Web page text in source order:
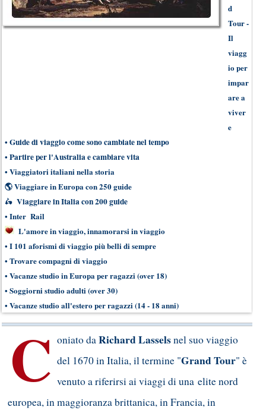
d
Tour -
Il
viagg
io per
impar
are a
viver
e
• Guide di viaggio come sono cambiate nel tempo
• Partire per l'Australia e cambiare vita
• Viaggiatori italiani nella storia
🌎Viaggiare in Europa con 250 guide
🛵 Viaggiare in Italia con 200 guide
• Inter Rail
L'amore in viaggio, innamorarsi in viaggio
• I 101 aforismi di viaggio più belli di sempre
• Trovare compagni di viaggio
• Vacanze studio in Europa per ragazzi(over 18)
• Soggiorni studio adulti(over 30)
• Vacanze studio all'estero per ragazzi (14 - 18 anni)
C oniato daRichard Lasselsnel suo viaggio
del 1670 in Italia, il termine "Grand Tour" è
venuto a riferirsi ai viaggi di una elite nord
europea, in maggioranza brittanica, in Francia, in